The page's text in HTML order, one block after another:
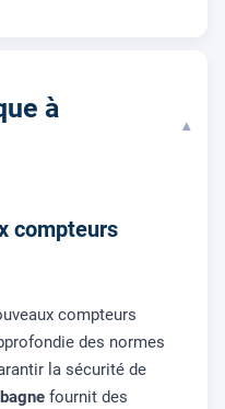
à
▾
compteurs
compteurs
des normes
la sécurité de
fournit des